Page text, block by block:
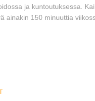
ja kuntoutuksessa.
ainakin 150 minuuttia